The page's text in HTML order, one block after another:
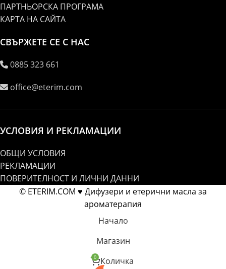
ПАРТНЬОРСКА ПРОГРАМА
КАРТА НА САЙТА
СВЪРЖЕТЕ СЕ С НАС
0885 323 661
office@eterim.com
УСЛОВИЯ И РЕКЛАМАЦИИ
ОБЩИ УСЛОВИЯ
РЕКЛАМАЦИИ
ПОВЕРИТЕЛНОСТ И ЛИЧНИ ДАННИ
© ETERIM.COM ♥ Дифузери и етерични масла за
ароматерапия
Начало
Магазин
0 Количка